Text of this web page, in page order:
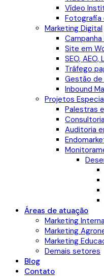
Vídeo
Fotografia
Marketing Digital
Site em
SEO, AEO,
Tráfego
Gestão de
Inbound
Projetos
Palestras
Auditoria
Áreas de atuação
Marketing
Marketing
Marketing
Demais setores
Blog
Contato